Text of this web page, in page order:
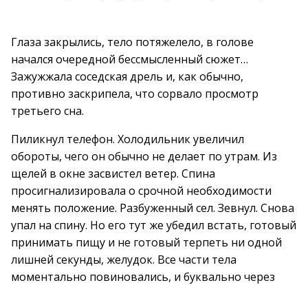
Глаза закрылись, тело потяжелело, в голове
начался очередной бессмысленный сюжет…
Зажужжала соседская дрель и, как обычно,
противно заскрипела, что сорвало просмотр
третьего сна.
Пиликнул телефон. Холодильник увеличил
обороты, чего он обычно не делает по утрам. Из
щелей в окне засвистел ветер. Спина
просигнализировала о срочной необходимости
менять положение. Разбуженный сел. Зевнул. Снова
упал на спину. Но его тут же убедил встать, готовый
принимать пищу и не готовый терпеть ни одной
лишней секунды, желудок. Все части тела
моментально повиновались, и буквально через